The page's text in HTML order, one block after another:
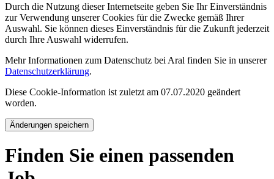
Durch die Nutzung dieser Internetseite geben Sie Ihr Einverständnis
zur Verwendung unserer Cookies für die Zwecke gemäß Ihrer
Auswahl. Sie können dieses Einverständnis für die Zukunft jederzeit
durch Ihre Auswahl widerrufen.
Mehr Informationen zum Datenschutz bei Aral finden Sie in unserer
Datenschutzerklärung.
Diese Cookie-Information ist zuletzt am 07.07.2020 geändert
worden.
Änderungen speichern
Finden Sie einen passenden